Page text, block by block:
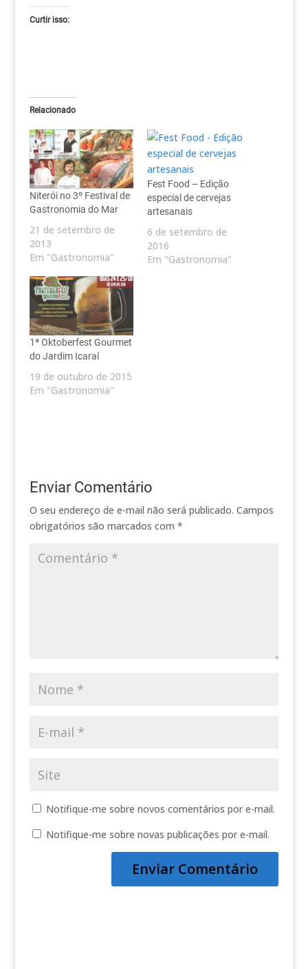
Curtir isso:
Relacionado
Niterói no 3º Festival de
Gastronomia do Mar
21 de setembro de
2013
Em "Gastronomia"
Fest Food – Edição
especial de cervejas
artesanais
6 de setembro de
2016
Em "Gastronomia"
1ª Oktoberfest Gourmet
do Jardim Icaraí
19 de outubro de 2015
Em "Gastronomia"
Enviar Comentário
O seu endereço de e-mail não será publicado. Campos
obrigatórios são marcados com *
Notifique-me sobre novos comentários por e-mail.
Notifique-me sobre novas publicações por e-mail.